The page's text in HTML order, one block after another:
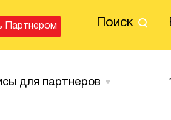
Поиск
Партнером
для партнеров